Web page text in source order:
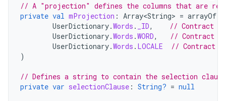
// A "projection" defines the columns that are
private val mProjection : Array<String> = arrayOf
UserDictionary.Words . _ID,
// Contract
UserDictionary.Words .WORD,
// Contract
UserDictionary.Words . LOCALE
// Contract
)
// Defines a string to contain the selection clause
private var selectionClause : String? = null